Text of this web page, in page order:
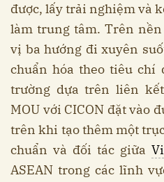
được, lấy trải nghiệm và
làm trung tâm. Trên
vị ba hướng đi xuyên
chuẩn hóa theo tiêu chí
trường dựa trên liên
MOU với CICON đặt vào
trên khi tạo thêm một
chuẩn và đối tác giữa
ASEAN trong các lĩnh